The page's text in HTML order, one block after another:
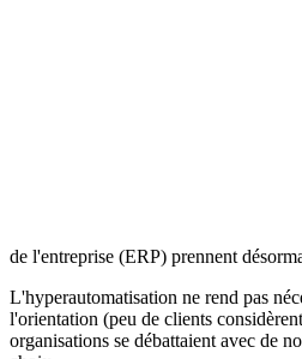
de l'entreprise (ERP) prennent
L'hyperautomatisation ne rend pas
l'orientation (peu de clients
organisations se débattaient avec de